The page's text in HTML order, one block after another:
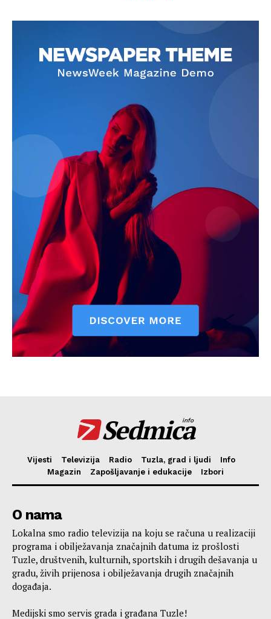
Sedmica
info
Vijesti Televizija Radio Tuzla, grad i ljudi
Info
Magazin
Zapošljavanje i edukacije Izbori
O nama
Lokalna smo radio televizija na koju se računa u realizaciji
programa i obilježavanja značajnih datuma iz prošlosti
Tuzle, društvenih, kulturnih, sportskih i drugih dešavanja u
gradu, živih prijenosa i obilježavanja drugih značajnih
događaja.
Medijski smo servis grada i građana Tuzle!